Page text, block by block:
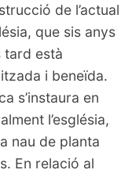
de l’actual
que sis anys
tard està
i beneïda.
s’instaura en
l’església,
nau de planta
En relació al